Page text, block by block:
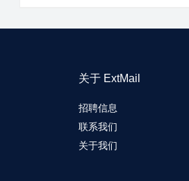
关于 ExtMail
招聘信息
联系我们
关于我们